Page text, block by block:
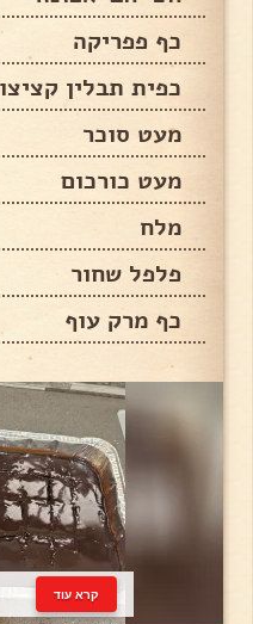
כף פפריקה
כפית תבלין
מעט סוכר
מעט כורכום
מלח
פלפל שחור
כף מרק עוף
קרא עוד